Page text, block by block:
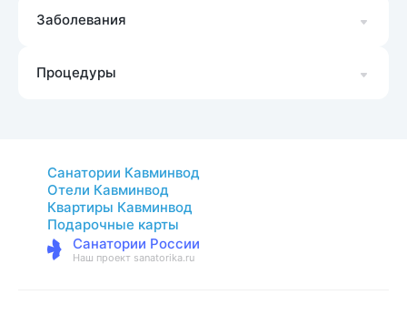
Заболевания
Процедуры
Санатории Кавминвод
Отели Кавминвод
Квартиры Кавминвод
Подарочные карты
Санатории России
Наш проект sanatorika.ru